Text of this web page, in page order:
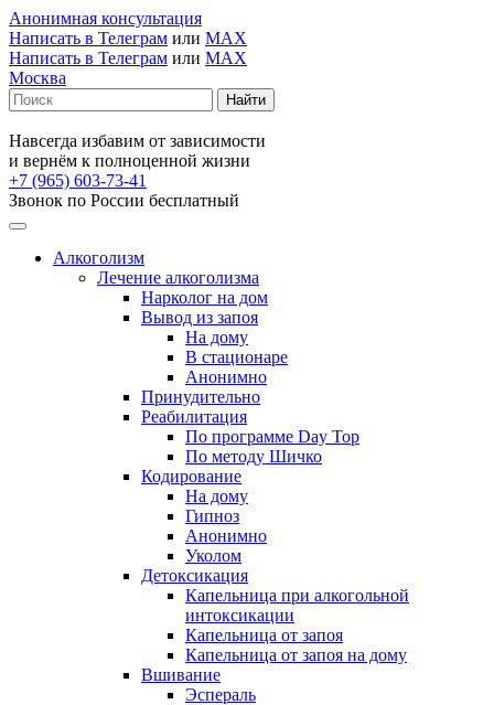
Анонимная консультация
Написать в Телеграм или MAX
Написать в Телеграм или MAX
Москва
Навсегда избавим от зависимости
и вернём к полноценной жизни
+7 (965) 603-73-41
Звонок по России бесплатный
Алкоголизм
Лечение алкоголизма
Нарколог на дом
Вывод из запоя
На дому
В стационаре
Анонимно
Принудительно
Реабилитация
По программе Day Top
По методу Шичко
Кодирование
На дому
Гипноз
Анонимно
Уколом
Детоксикация
Капельница при алкогольной
интоксикации
Капельница от запоя
Капельница от запоя на дому
Вшивание
Эспераль